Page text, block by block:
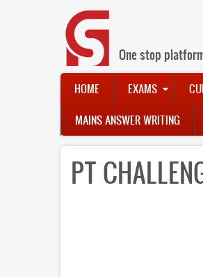
One stop
Main
navigation
HOME EXAMS
MAINS ANSWER WRITING
PT